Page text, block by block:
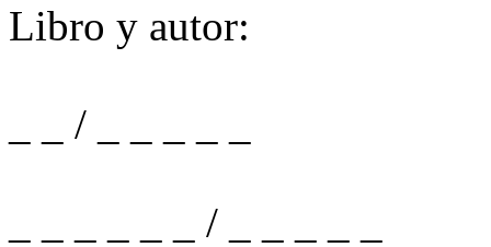
Libro y autor:
_ _ / _ _ _ _ _
_ _ _ _ _ _ / _ _ _ _ _